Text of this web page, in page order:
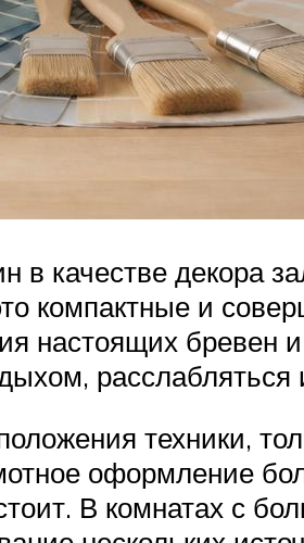
в качестве декора
компактные и
настоящих бревен
техники,
оформление
В комнатах с